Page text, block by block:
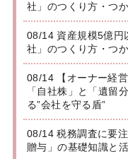
社」のつくり方・つ
08/14 資産規模5億円
社」のつくり方・つ
08/14 【オーナー経
「自社株」と「遺留
る”会社を守る盾”
08/14 税務調査に要
贈与」の基礎知識と